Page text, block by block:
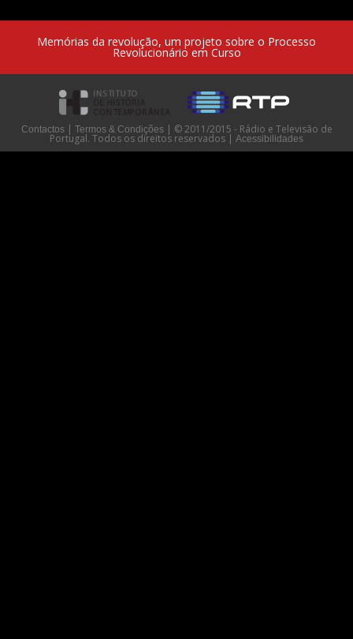
Memórias da revolução, um projeto sobre o Processo
Revolucionário em Curso
Contactos | Termos & Condições | © 2011/2015 - Rádio e Televisão de
Portugal. Todos os direitos reservados | Acessibilidades